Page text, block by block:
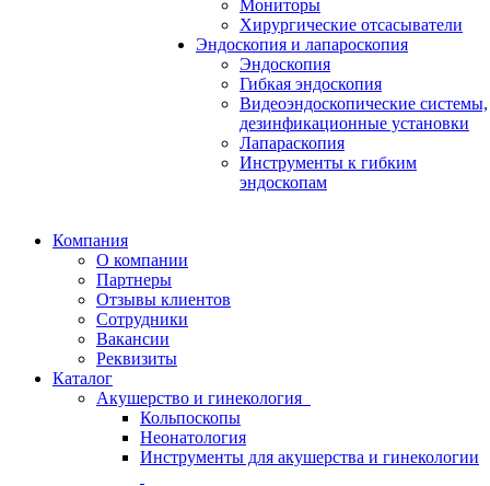
Мониторы
Хирургические отсасыватели
Эндоскопия и лапароскопия
Эндоскопия
Гибкая эндоскопия
Видеоэндоскопические системы,
дезинфикационные установки
Лапараскопия
Инструменты к гибким
эндоскопам
Компания
О компании
Партнеры
Отзывы клиентов
Сотрудники
Вакансии
Реквизиты
Каталог
Акушерство и гинекология
Кольпоскопы
Неонатология
Инструменты для акушерства и гинекологии